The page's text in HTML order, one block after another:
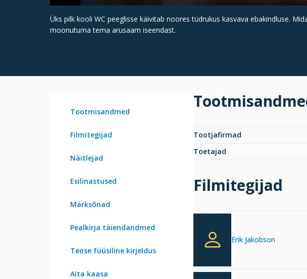
Üks pilk kooli WC peeglisse käivitab noores tüdrukus kasvava ebakindluse.
moonutuma tema arusaam iseendast.
Tootmisandmed
Filmitegijad
Näitlejad
Esilinastused
Märksõnad
Pealkirja täiendandmed
Teose füüsiline kirjeldus
Aita kaasa
Tootjafirmad
Toetajad
Filmitegijad
Erik Jakobson